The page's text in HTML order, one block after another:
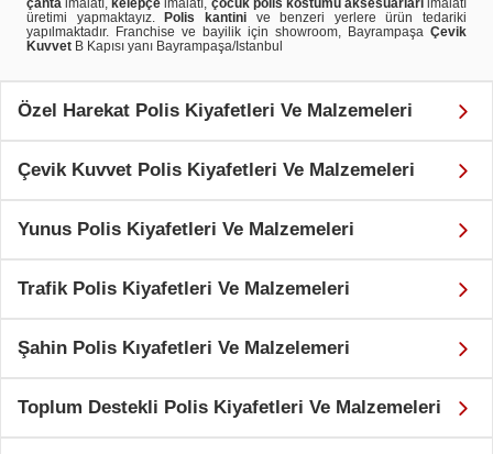
çanta imalatı, kelepçe imalatı, çocuk polis kostümü aksesuarlarıimalatı
üretimi yapmaktayız.
Polis kantinive benzeri yerlere ürün tedariki
yapılmaktadır. Franchise ve bayilik için showroom, Bayrampaşa Çevik
Kuvvet B Kapısı yanı Bayrampaşa/Istanbul
Özel Harekat Polis Kiyafetleri Ve Malzemeleri
Çevik Kuvvet Polis Kiyafetleri Ve Malzemeleri
Yunus Polis Kiyafetleri Ve Malzemeleri
Trafik Polis Kiyafetleri Ve Malzemeleri
Şahin Polis Kıyafetleri Ve Malzelemeri
Toplum Destekli Polis Kiyafetleri Ve Malzemeleri